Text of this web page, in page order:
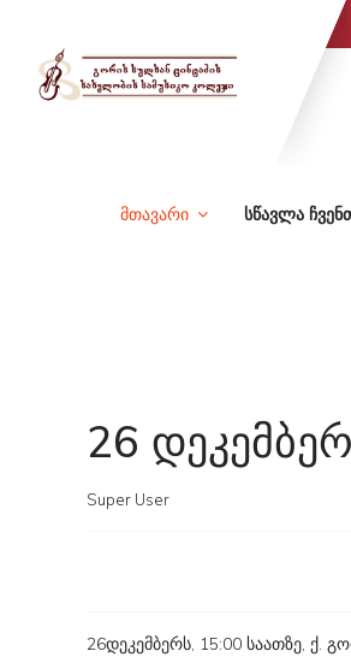
მთავარი სწავლა
26
Super User
26დეკემბერს, 15:00 საათზე, ქ.